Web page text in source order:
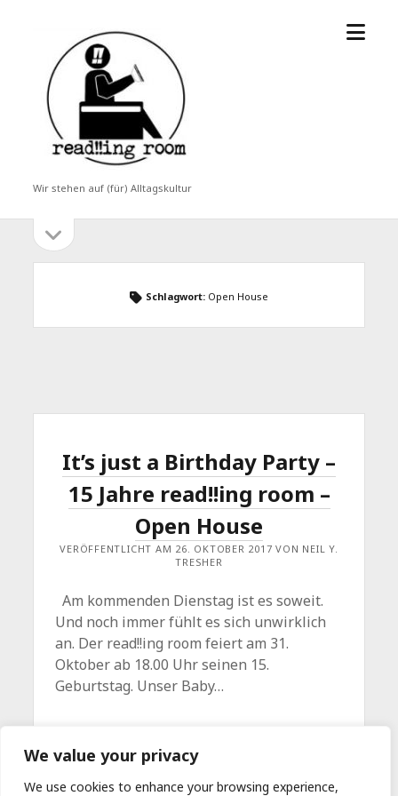
We value your privacy
We use cookies to enhance your browsing experience,
read!!ing
room
Wir stehen auf (für) Alltagskultur
Menü
Seitenleiste
öffnen
Schlagwort: Open House
It’s just a Birthday Party –
15 Jahre read!!ing room –
Open House
VERÖFFENTLICHT AM 26. OKTOBER 2017 VON NEIL Y.
TRESHER
Am kommenden Dienstag ist es soweit.
Und noch immer fühlt es sich unwirklich
an. Der read!!ing room feiert am 31.
Oktober ab 18.00 Uhr seinen 15.
Geburtstag. Unser Baby…
JUST
BIRTHDAY